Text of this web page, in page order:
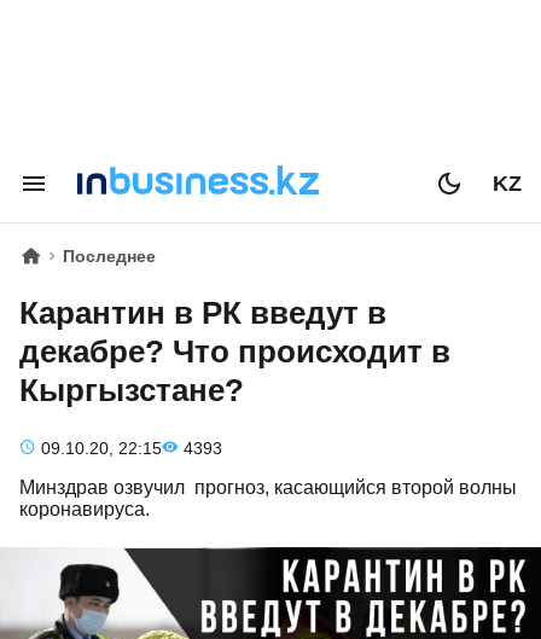
KZ
Последнее
Карантин в РК введут в
декабре? Что происходит в
Кыргызстане?
09.10.20, 22:15 4393
Минздрав озвучил прогноз, касающийся второй волны
коронавируса.